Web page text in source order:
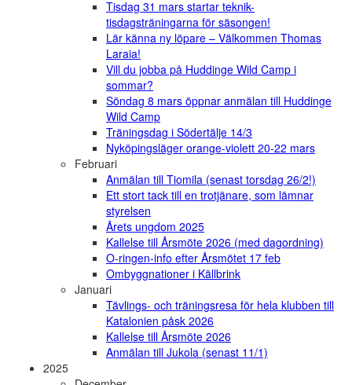
Tisdag 31 mars startar teknik-
tisdagsträningarna för säsongen!
Lär känna ny löpare – Välkommen Thomas
Laraia!
Vill du jobba på Huddinge Wild Camp i
sommar?
Söndag 8 mars öppnar anmälan till Huddinge
Wild Camp
Träningsdag i Södertälje 14/3
Nyköpingsläger orange-violett 20-22 mars
Februari
Anmälan till Tiomila (senast torsdag 26/2!)
Ett stort tack till en trotjänare, som lämnar
styrelsen
Årets ungdom 2025
Kallelse till Årsmöte 2026 (med dagordning)
O-ringen-info efter Årsmötet 17 feb
Ombyggnationer i Källbrink
Januari
Tävlings- och träningsresa för hela klubben till
Katalonien påsk 2026
Kallelse till Årsmöte 2026
Anmälan till Jukola (senast 11/1)
2025